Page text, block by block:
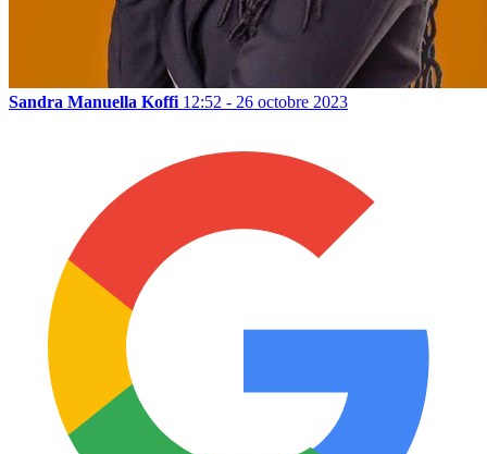
Sandra Manuella Koffi 12:52 - 26 octobre 2023